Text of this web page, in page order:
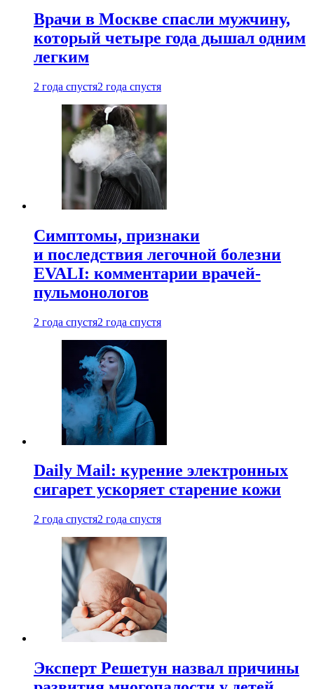
Врачи в Москве спасли мужчину,
который четыре года дышал одним
легким
2 года спустя2 года спустя
Симптомы, признаки
и последствия легочной болезни
EVALI: комментарии врачей-
пульмонологов
2 года спустя2 года спустя
Daily Mail: курение электронных
сигарет ускоряет старение кожи
2 года спустя2 года спустя
Эксперт Решетун назвал причины